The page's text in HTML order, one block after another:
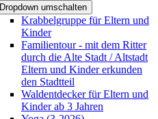
Dropdown umschalten
Krabbelgruppe für Eltern und
Kinder
Familientour - mit dem Ritter
durch die Alte Stadt / Altstadt
Eltern und Kinder erkunden
den Stadtteil
Waldentdecker für Eltern und
Kinder ab 3 Jahren